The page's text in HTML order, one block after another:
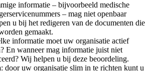
informatie – bijvoorbeeld medische
– mag niet openbaar
u bij het redigeren van de documenten die
gemaakt.
informatie moet uw organisatie actief
En wanneer mag informatie juist niet
Wij helpen u bij deze beoordeling.
: door uw organisatie slim in te richten kunt u